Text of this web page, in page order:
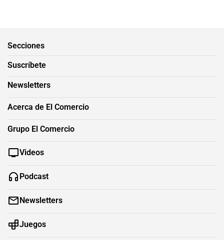
Secciones
Suscríbete
Newsletters
Acerca de El Comercio
Grupo El Comercio
Videos
Podcast
Newsletters
Juegos